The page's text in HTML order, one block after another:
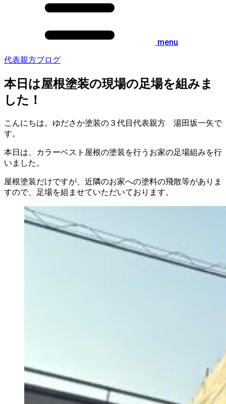
menu
代表親方ブログ
本日は屋根塗装の現場の足場を組みま
した！
こんにちは。ゆださか塗装の３代目代表親方 湯田坂一矢で
す。
本日は、カラーベスト屋根の塗装を行うお家の足場組みを行
いました。
屋根塗装だけですが、近隣のお家への塗料の飛散等がありま
すので、足場を組ませていただいております。